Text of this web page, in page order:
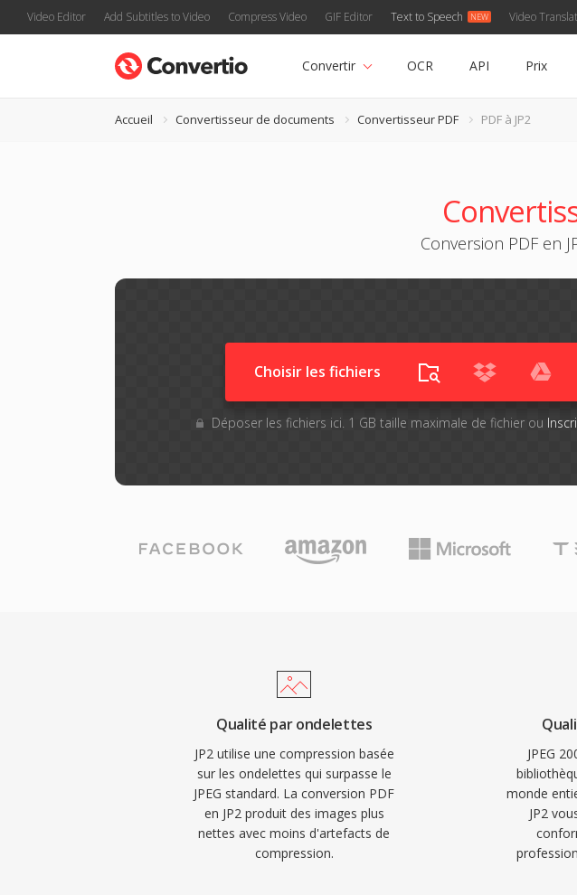
Video Editor Add Subtitles to Video Compress Video GIF Editor Text to Speech Video
Convertir OCR API Prix
Accueil Convertisseur de documents Convertisseur PDF PDF à JP2
Conversion PDF en
Choisir les fichiers
Déposer les fichiers ici. 1 GB taille maximale de fichier ou
Qualité par ondelettes
JP2 utilise une compression basée
sur les ondelettes qui surpasse le
JPEG standard. La conversion PDF
en JP2 produit des images plus
nettes avec moins d'artefacts de
compression.
JPEG
monde
JP2